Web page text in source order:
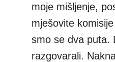
moje mišljenje,
mješovite
smo se dva puta.
razgovarali.